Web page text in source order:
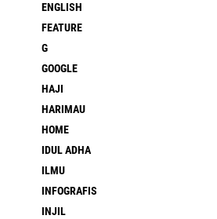
ENGLISH
FEATURE
G
GOOGLE
HAJI
HARIMAU
HOME
IDUL ADHA
ILMU
INFOGRAFIS
INJIL